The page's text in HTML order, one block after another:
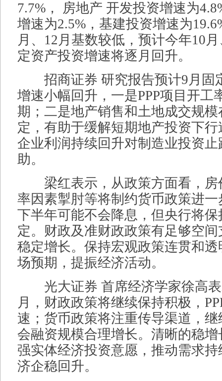
7.7%， 房地产 开发投资增速为
增速为2.5%，基建投资增速为
月、12月基数较低，预计今年10
定资产投资增速将逐月回升。
招商证券 研究报告预计9月固
增速小幅回升，一是PPP项目开工
期；二是地产销售和土地成交规
定，有助于缓解短期地产投资下
企业利润持续回升对制造业投资
助。
梁红表示，从政策方面看，房
率因素掣肘等将制约货币政策进
下半年可能不会降息，但央行将
定。财政及准财政政策有足够空
稳定增长。保持宏观政策连贯和
场预期，提振经济活动。
光大证券 首席经济学家徐高表
月，财政政策将继续保持积极，
速；货币政策将注重传导渠道，
会融资规模合理增长。清晰的稳
强实体经济投资意愿，推动需求
济企稳回升。